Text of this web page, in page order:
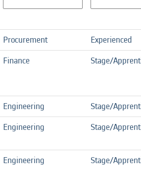
Procurement Experienced
Finance Stage/
Engineering Stage/
Engineering Stage/
Engineering Stage/